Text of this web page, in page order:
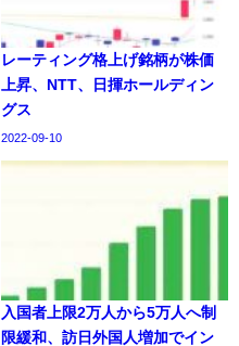
レーティング格上げ銘柄が株価
上昇、NTT、日揮ホールディン
グス
2022-09-10
入国者上限2万人から5万人へ制
限緩和、訪日外国人増加でイン